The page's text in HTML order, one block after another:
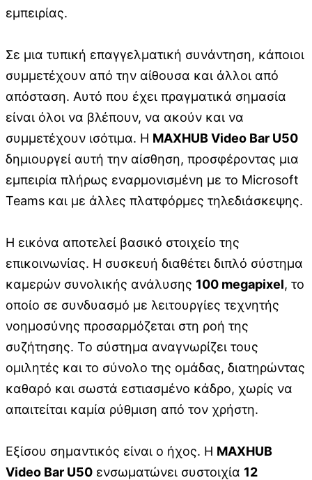
εμπειρίας.
Σε μια τυπική επαγγελματική συνάντηση, κάποιοι
συμμετέχουν από την αίθουσα και άλλοι από
απόσταση. Αυτό που έχει πραγματικά σημασία
είναι όλοι να βλέπουν, να ακούν και να
συμμετέχουν ισότιμα. Η MAXHUB Video Bar U50
δημιουργεί αυτή την αίσθηση, προσφέροντας μια
εμπειρία πλήρως εναρμονισμένη με το Microsoft
Teams και με άλλες πλατφόρμες τηλεδιάσκεψης.
Η εικόνα αποτελεί βασικό στοιχείο της
επικοινωνίας. Η συσκευή διαθέτει διπλό σύστημα
καμερών συνολικής ανάλυσης 100 megapixel, το
οποίο σε συνδυασμό με λειτουργίες τεχνητής
νοημοσύνης προσαρμόζεται στη ροή της
συζήτησης. Το σύστημα αναγνωρίζει τους
ομιλητές και το σύνολο της ομάδας, διατηρώντας
καθαρό και σωστά εστιασμένο κάδρο, χωρίς να
απαιτείται καμία ρύθμιση από τον χρήστη.
Εξίσου σημαντικός είναι ο ήχος. Η MAXHUB
Video Bar U50 ενσωματώνει συστοιχία 12